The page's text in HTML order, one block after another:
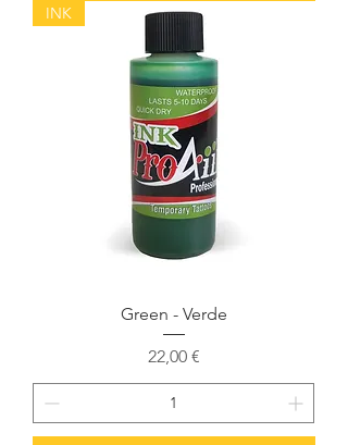
INK
Green - Verde
Prix
22,00 €